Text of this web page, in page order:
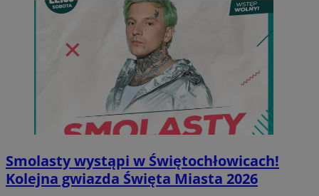
Smolasty wystąpi w Świętochłowicach!
Kolejna gwiazda Święta Miasta 2026